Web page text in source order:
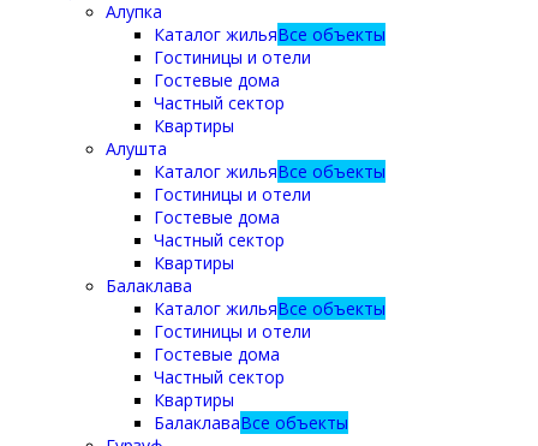
Алупка
Каталог жильяВсе объекты
Гостиницы и отели
Гостевые дома
Частный сектор
Квартиры
Алушта
Каталог жильяВсе объекты
Гостиницы и отели
Гостевые дома
Частный сектор
Квартиры
Балаклава
Каталог жильяВсе объекты
Гостиницы и отели
Гостевые дома
Частный сектор
Квартиры
БалаклаваВсе объекты